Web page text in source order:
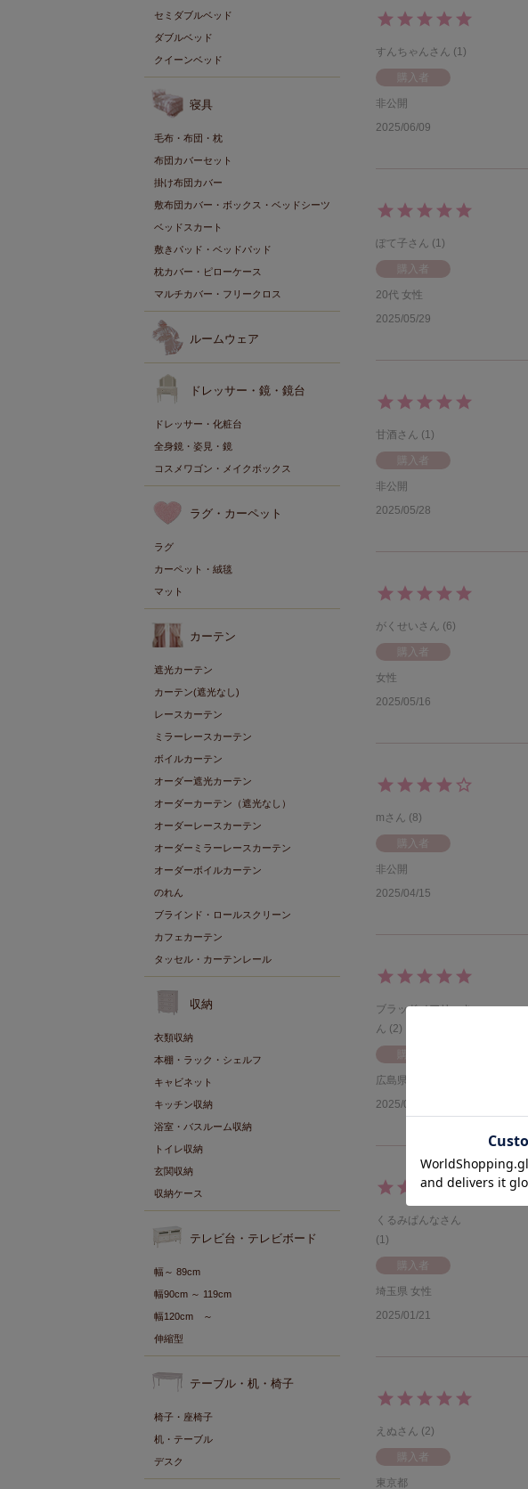
セミダブルベッド
ダブルベッド
クイーンベッド
寝具
毛布・布団・枕
布団カバーセット
掛け布団カバー
敷布団カバー・ボックス・ベッドシーツ
ベッドスカート
敷きパッド・ベッドパッド
枕カバー・ピローケース
マルチカバー・フリークロス
ルームウェア
ドレッサー・鏡・鏡台
ドレッサー・化粧台
全身鏡・姿見・鏡
コスメワゴン・メイクボックス
ラグ・カーペット
ラグ
カーペット・絨毯
マット
カーテン
遮光カーテン
カーテン(遮光なし)
レースカーテン
ミラーレースカーテン
ボイルカーテン
オーダー遮光カーテン
オーダーカーテン（遮光なし）
オーダーレースカーテン
オーダーミラーレースカーテン
オーダーボイルカーテン
のれん
ブラインド・ロールスクリーン
カフェカーテン
タッセル・カーテンレール
収納
衣類収納
本棚・ラック・シェルフ
キャビネット
キッチン収納
浴室・バスルーム収納
トイレ収納
玄関収納
収納ケース
テレビ台・テレビボード
幅～ 89cm
幅90cm ～ 119cm
幅120cm ～
伸縮型
テーブル・机・椅子
椅子・座椅子
机・テーブル
デスク
すんちゃん 1
購入者
非公開
2025/06/09
ぽて子 1
購入者
20代 女性
2025/05/29
甘酒 1
購入者
非公開
2025/05/28
がくせい 6
購入者
女性
2025/05/16
m 8
購入者
非公開
2025/04/15
ブラッドメアリー
2
購入者
広島県
2025/02/01
くるみぱんな
1
購入者
埼玉県 女性
2025/01/21
えぬ 2
購入者
東京都